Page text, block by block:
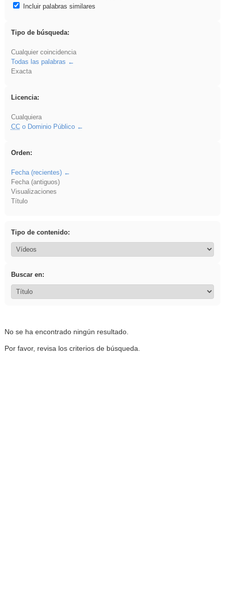
Incluir palabras similares
Tipo de búsqueda:
Cualquier coincidencia
Todas las palabras
Exacta
Licencia:
Cualquiera
CCo Dominio Público
Orden:
Fecha (recientes)
Fecha (antiguos)
Visualizaciones
Título
Tipo de contenido:
Buscar en:
No se ha encontrado ningún resultado.
Por favor, revisa los criterios de búsqueda.